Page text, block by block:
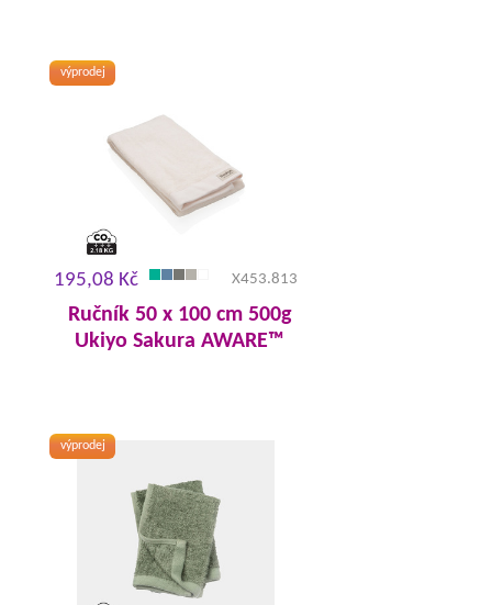
výprodej
195,08 Kč X453.813
Ručník 50 x 100 cm 500g
Ukiyo Sakura AWARE™
výprodej